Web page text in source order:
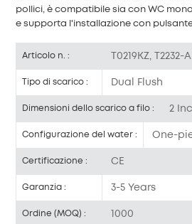
pollici, è compatibile sia con WC
e supporta l'installazione con
Articolo n. : T0219KZ, T2232-A
Tipo di scarico : Dual Flush
Dimensioni dello scarico a filo : 2
Configurazione del water : One-
Certificazione : CE
Garanzia : 3-5 Years
Ordine (MOQ) : 1000